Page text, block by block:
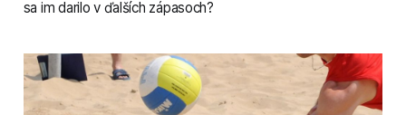
sa im darilo v ďalších zápasoch?